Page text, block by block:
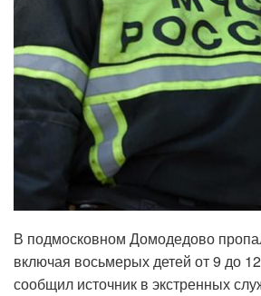
В подмосковном Домодедово
включая восьмерых детей от 9 до
сообщил источник в экстренных